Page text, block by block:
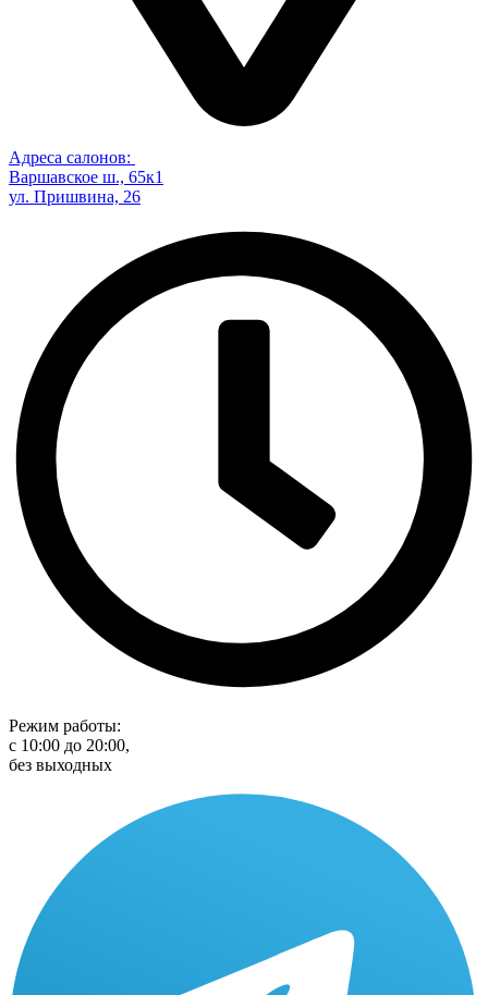
Адреса салонов:
Варшавское ш., 65к1
ул. Пришвина, 26
Режим работы:
с 10:00 до 20:00,
без выходных